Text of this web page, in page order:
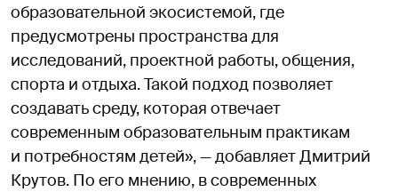
образовательной экосистемой, где
предусмотрены пространства для
исследований, проектной работы, общения,
спорта и отдыха. Такой подход позволяет
создавать среду, которая отвечает
современным образовательным практикам
и потребностям детей», — добавляет Дмитрий
Крутов. По его мнению, в современных